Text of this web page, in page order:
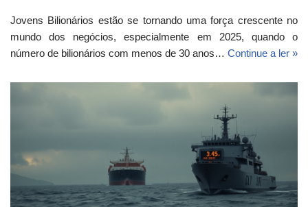
Jovens Bilionários estão se tornando uma força crescente no
mundo dos negócios, especialmente em 2025, quando o
número de bilionários com menos de 30 anos… Continue a ler »